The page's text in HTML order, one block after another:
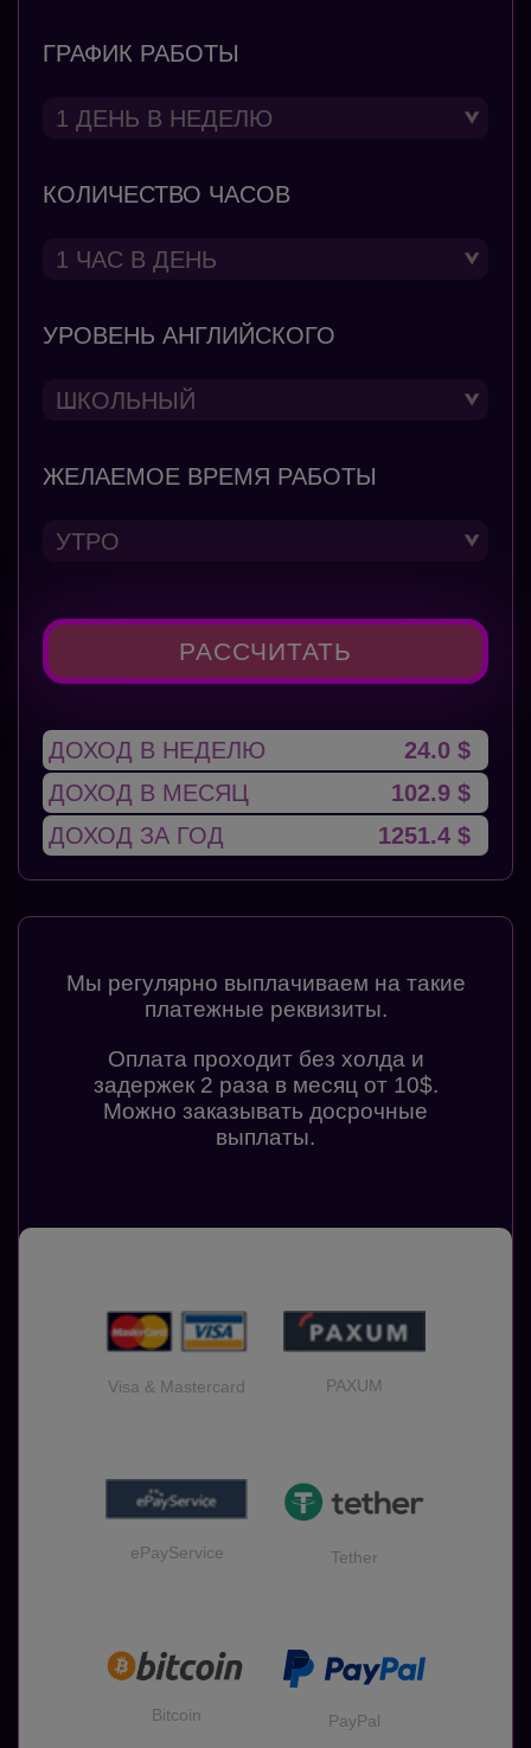
ГРАФИК РАБОТЫ
КОЛИЧЕСТВО ЧАСОВ
УРОВЕНЬ АНГЛИЙСКОГО
ЖЕЛАЕМОЕ ВРЕМЯ РАБОТЫ
РАССЧИТАТЬ
ДОХОД В НЕДЕЛЮ
24.0 $
ДОХОД В МЕСЯЦ
102.9 $
ДОХОД ЗА ГОД
1251.4 $
Мы регулярно выплачиваем на такие
платежные реквизиты.
Оплата проходит без холда и
задержек 2 раза в месяц от 10$.
Можно заказывать досрочные
выплаты.
Visa & Mastercard PAXUM
ePayService Tether
Bitcoin PayPal